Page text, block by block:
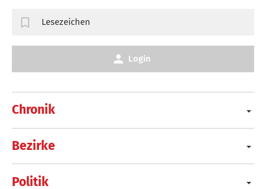
Chronik
Bezirke
Politik
Lesezeichen
Login